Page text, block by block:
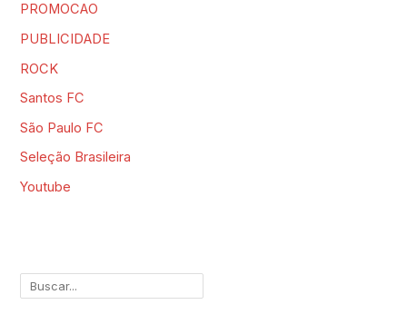
PROMOCAO
PUBLICIDADE
ROCK
Santos FC
São Paulo FC
Seleção Brasileira
Youtube